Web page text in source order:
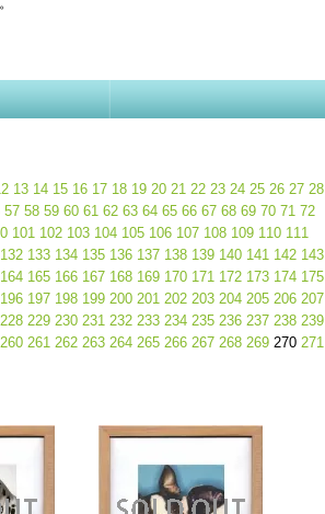
13 14 15 16 17 18 19 20 21 22 23 24 25 26 27 28
57 58 59 60 61 62 63 64 65 66 67 68 69 70 71 72
101 102 103 104 105 106 107 108 109 110 111
132 133 134 135 136 137 138 139 140 141 142 143
164 165 166 167 168 169 170 171 172 173 174 175
196 197 198 199 200 201 202 203 204 205 206 207
228 229 230 231 232 233 234 235 236 237 238 239
260 261 262 263 264 265 266 267 268 269 270 271